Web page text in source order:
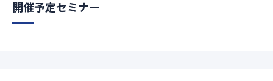
開催予定セミナー